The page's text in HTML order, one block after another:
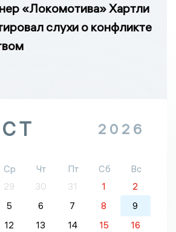
«Локомотива» Хартли
слухи о конфликте
2026
Ср Чт Пт Сб
Вс
29 30 31 1
2
5 6 7 8
9
12 13 14 15
16